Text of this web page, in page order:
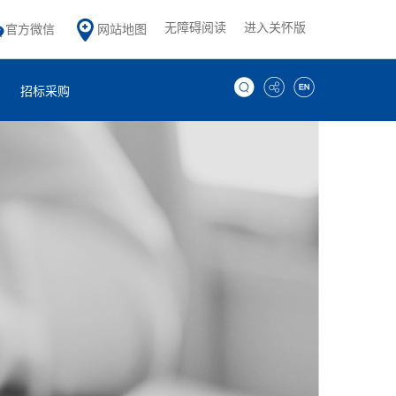
官方微信 网站地图 无障碍阅读 进入关怀版
招标采购